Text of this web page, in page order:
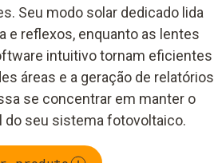
Seu modo solar dedicado lida
e reflexos, enquanto as lentes
intuitivo tornam eficientes
áreas e a geração de relatórios
se concentrar em manter o
do seu sistema fotovoltaico.